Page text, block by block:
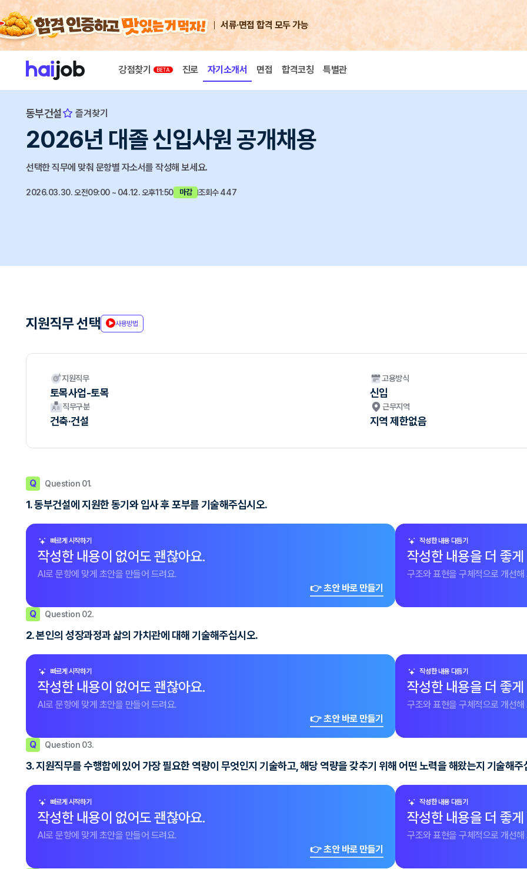
서류·면접 합격 모두 가능
강점찾기 진로 자기소개서 면접 합격코칭 특별관
동부건설 즐겨찾기
2026년 대졸 신입사원 공개채용
선택한 직무에 맞춰 문항별 자소서를 작성해 보세요.
2026.03.30. 오전09:00 ~ 04.12. 오후11:50 마감 조회수 447
지원직무 선택 사용방법
지원직무
토목사업-토목
고용방식
신입
직무구분
건축·건설
근무지역
지역 제한없음
Q Question 01.
1. 동부건설에 지원한 동기와 입사 후 포부를 기술해주십시오.
빠르게 시작하기
작성한 내용이 없어도 괜찮아요.
AI로 문항에 맞게 초안을 만들어 드려요.
👉 초안 바로 만들기
작성한 내용 다듬기
작성한 내용을 더 좋
구조와 표현을 구체적으로 개선해
Q Question 02.
2. 본인의 성장과정과 삶의 가치관에 대해 기술해주십시오.
빠르게 시작하기
작성한 내용이 없어도 괜찮아요.
AI로 문항에 맞게 초안을 만들어 드려요.
👉 초안 바로 만들기
작성한 내용 다듬기
작성한 내용을 더 좋
구조와 표현을 구체적으로 개선해
Q Question 03.
3. 지원직무를 수행함에 있어 가장 필요한 역량이 무엇인지 기술하고, 해당 역량을 갖추기 위해 어떤 노력을 해왔는지 기술해주
빠르게 시작하기
작성한 내용이 없어도 괜찮아요.
AI로 문항에 맞게 초안을 만들어 드려요.
👉 초안 바로 만들기
작성한 내용 다듬기
작성한 내용을 더 좋
구조와 표현을 구체적으로 개선해